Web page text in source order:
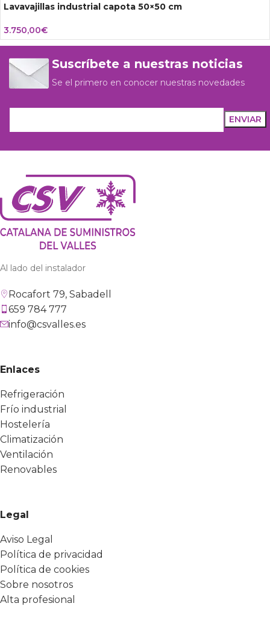
Lavavajillas industrial capota 50×50 cm
3.750,00€
Suscríbete a nuestras noticias
Se el primero en conocer nuestras novedades
Al lado del instalador
Rocafort 79, Sabadell
659 784 777
info@csvalles.es
Enlaces
Refrigeración
Frío industrial
Hostelería
Climatización
Ventilación
Renovables
Legal
Aviso Legal
Política de privacidad
Política de cookies
Sobre nosotros
Alta profesional